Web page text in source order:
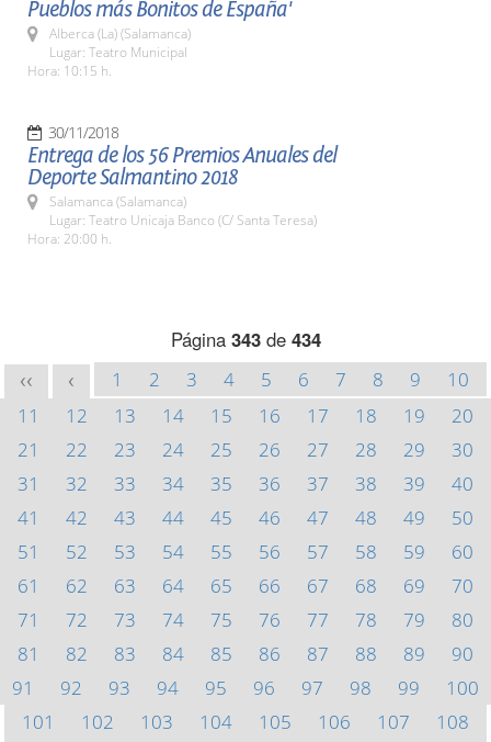
Pueblos más Bonitos de España'
Alberca (La) (Salamanca)
Lugar: Teatro Municipal
Hora: 10:15 h.
30/11/2018
Entrega de los 56 Premios Anuales del
Deporte Salmantino 2018
Salamanca (Salamanca)
Lugar: Teatro Unicaja Banco (C/ Santa Teresa)
Hora: 20:00 h.
Página 343de 434
<< < 1 2 3 4 5 6 7 8 9
10
11
12 13 14 15 16 17 18 19
20
21
22 23 24 25 26 27 28 29
30
31
32 33 34 35 36 37 38 39
40
41
42 43 44 45 46 47 48 49
50
51
52 53 54 55 56 57 58 59
60
61
62 63 64 65 66 67 68 69
70
71
72 73 74 75 76 77 78 79
80
81
82 83 84 85 86 87 88 89
90
91
92 93 94 95 96 97 98 99
100
101
102 103 104 105 106 107
108